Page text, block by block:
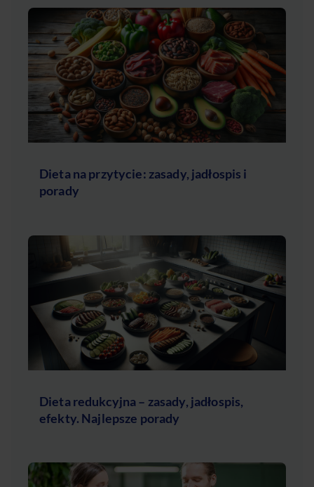
Dieta na przytycie: zasady, jadłospis i
porady
Dieta redukcyjna – zasady, jadłospis,
efekty. Najlepsze porady